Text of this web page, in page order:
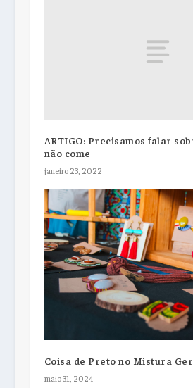
ARTIGO: Precisamos falar
não come
janeiro 23, 2022
Coisa de Preto no Mistura
maio 31, 2024